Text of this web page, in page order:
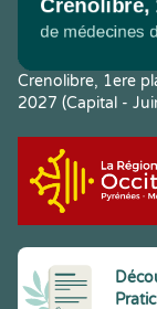
Crenolibre, 1ere
2027 (Capital -